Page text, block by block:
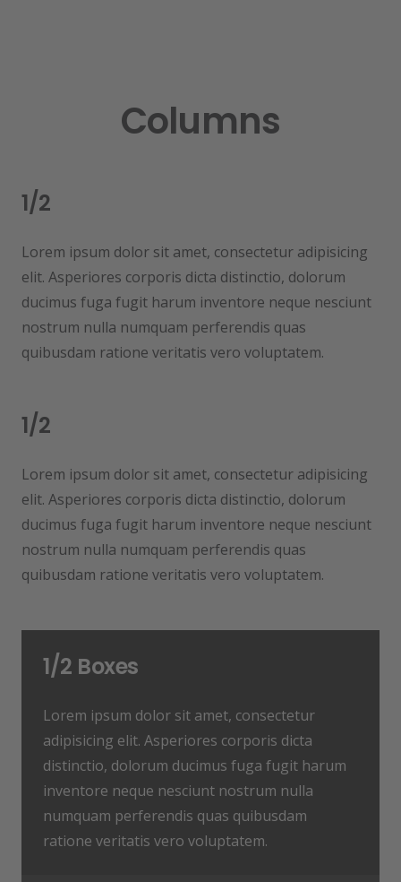
Columns
1/2
Lorem ipsum dolor sit amet, consectetur adipisicing
elit. Asperiores corporis dicta distinctio, dolorum
ducimus fuga fugit harum inventore neque nesciunt
nostrum nulla numquam perferendis quas
quibusdam ratione veritatis vero voluptatem.
1/2
Lorem ipsum dolor sit amet, consectetur adipisicing
elit. Asperiores corporis dicta distinctio, dolorum
ducimus fuga fugit harum inventore neque nesciunt
nostrum nulla numquam perferendis quas
quibusdam ratione veritatis vero voluptatem.
1/2 Boxes
Lorem ipsum dolor sit amet, consectetur
adipisicing elit. Asperiores corporis dicta
distinctio, dolorum ducimus fuga fugit harum
inventore neque nesciunt nostrum nulla
numquam perferendis quas quibusdam
ratione veritatis vero voluptatem.